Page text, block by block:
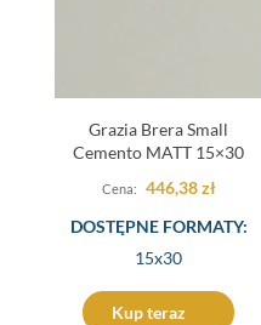
Grazia Brera Small
Cemento MATT 15×30
446,38zł
DOSTĘPNE FORMATY:
15x30
Kup teraz